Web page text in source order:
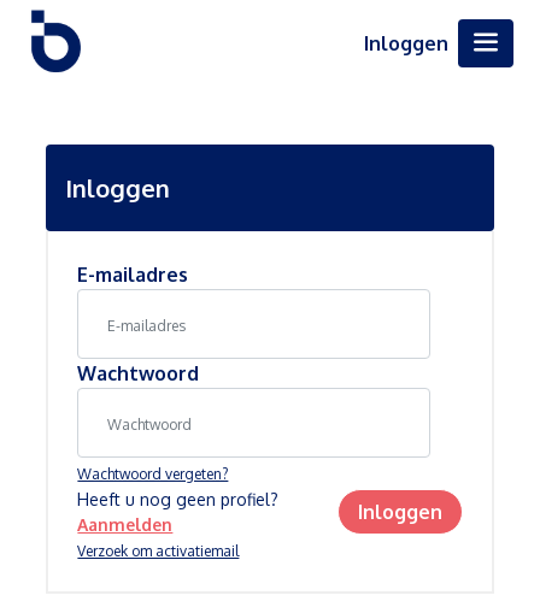
Inloggen
Inloggen
E-mailadres
Wachtwoord
Wachtwoord vergeten?
Verzoek om activatiemail
Heeft u nog geen profiel?
Aanmelden
Inloggen